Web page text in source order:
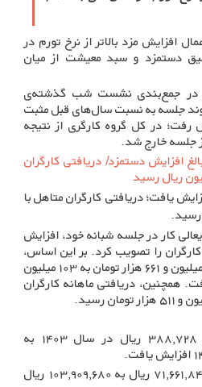
افزایش مزد بالاتر از نرخ تورم در
دستمزد و سبد معیشت از میان
در جمع‌بندی نشست شب گذشته‌ی
جلسه به نسبت سال‌های قبل مثبت
رفت؛ در کل گروه کارگری از نتیجه
جلسه خارج شد.
افزایش دستمزد/ دریافتی کارگران
۴۵ درصد افزایش یافت؛ دریافتی کارگران متاهل با
کار در جلسه شبانه خود، افزایش
را تصویب کرد. بر این اساس،
حداقل دستمزد ماهانه از ۷۱ میلیون و ۶۶۱ هزار تومان به ۱۰۳ میلیون
یافت. همچنین، دریافتی ماهانه کارگران
حداقل دستمزد روزانه: از ۳۸۸,۷۲۸ ریال در سال ۱۴۰۳ به
حداقل دستمزد ماهانه: از ۷۱,۶۶۱,۸۴۰ ریال به ۱۰۳,۹۰۹,۶۸۰ ریال